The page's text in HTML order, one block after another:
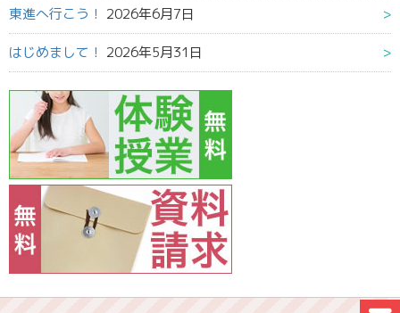
東進へ行こう！ 2026年6月7日
はじめまして！ 2026年5月31日